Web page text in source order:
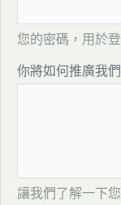
您的密碼，用於登
你將如何推廣我們
讓我們了解一下